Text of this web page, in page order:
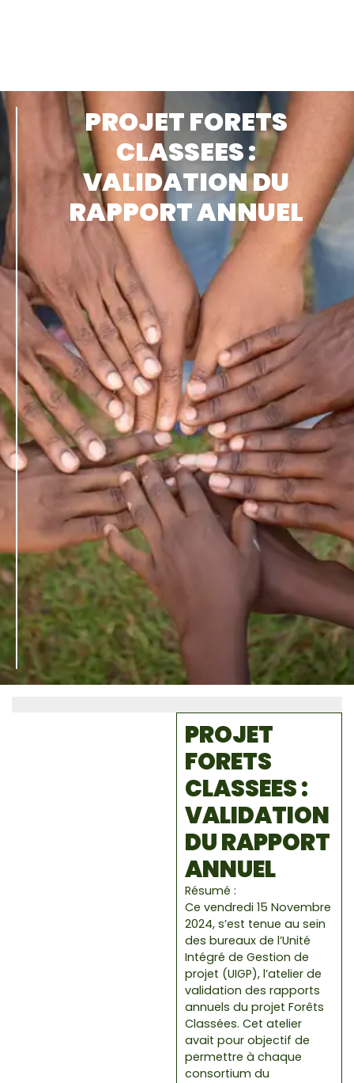
PROJET FORETS
CLASSEES :
VALIDATION DU
RAPPORT ANNUEL
PROJET
FORETS
CLASSEES :
VALIDATION
DU RAPPORT
ANNUEL
Résumé :
Ce vendredi 15 Novembre
2024, s’est tenue au sein
des bureaux de l’Unité
Intégré de Gestion de
projet (UIGP), l’atelier de
validation des rapports
annuels du projet Forêts
Classées. Cet atelier
avait pour objectif de
permettre à chaque
consortium du